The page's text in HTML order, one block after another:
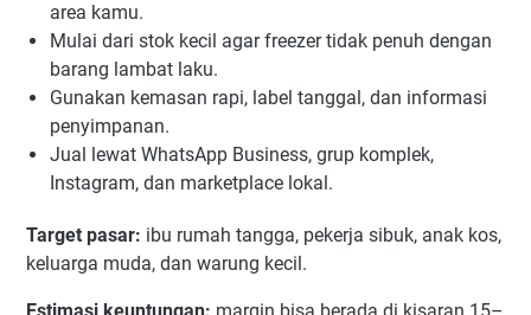
area kamu.
Mulai dari stok kecil agar freezer tidak penuh dengan
barang lambat laku.
Gunakan kemasan rapi, label tanggal, dan informasi
penyimpanan.
Jual lewat WhatsApp Business, grup komplek,
Instagram, dan marketplace lokal.
Target pasar: ibu rumah tangga, pekerja sibuk, anak kos,
keluarga muda, dan warung kecil.